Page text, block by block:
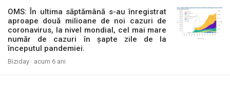
OMS: În ultima săptămână s-au înregistrat
aproape două milioane de noi cazuri de
coronavirus, la nivel mondial, cel mai mare
număr de cazuri în șapte zile de la
începutul pandemiei.
Biziday · acum 6 ani